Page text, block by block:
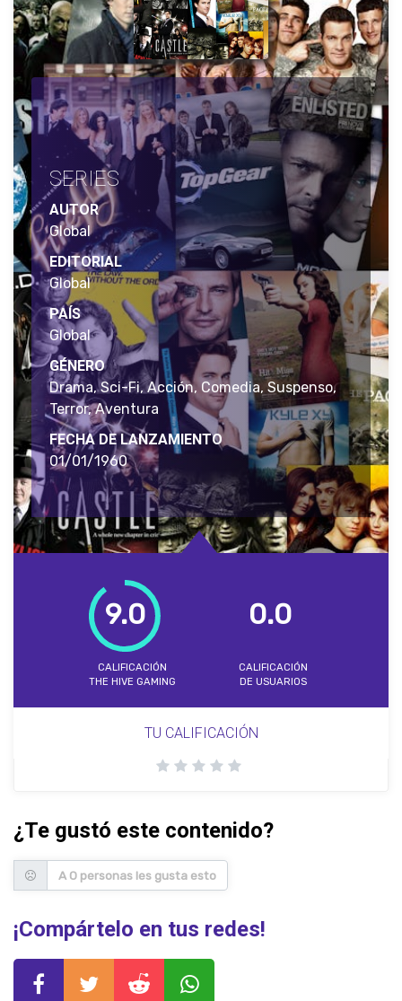
SERIES
AUTOR
Global
EDITORIAL
Global
PAÍS
Global
GÉNERO
Drama, Sci-Fi, Acción, Comedia, Suspenso,
Terror, Aventura
FECHA DE LANZAMIENTO
01/01/1960
9.0
CALIFICACIÓN
THE HIVE GAMING
0.0
CALIFICACIÓN
DE USUARIOS
TU CALIFICACIÓN
¿Te gustó este contenido?
A 0 personas les gusta esto
¡Compártelo en tus redes!